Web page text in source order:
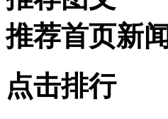
推荐首页新闻
点击排行